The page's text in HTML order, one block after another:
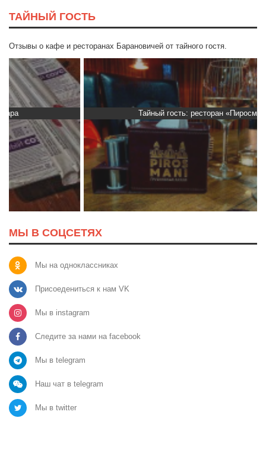
ТАЙНЫЙ ГОСТЬ
Отзывы о кафе и ресторанах Барановичей от тайного гостя.
Тайный гость: ресторан «Пиросмани»
МЫ В СОЦСЕТЯХ
Мы на одноклассниках
Присоедениться к нам VK
Мы в instagram
Следите за нами на facebook
Мы в telegram
Наш чат в telegram
Мы в twitter